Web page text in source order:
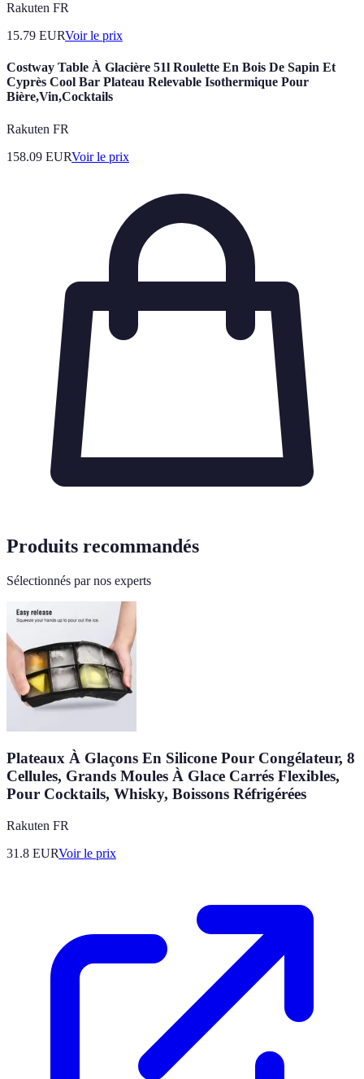
Rakuten FR
15.79 EURVoir le prix
Costway Table À Glacière 51l Roulette En Bois De Sapin Et
Cyprès Cool Bar Plateau Relevable Isothermique Pour
Bière,Vin,Cocktails
Rakuten FR
158.09 EURVoir le prix
Produits recommandés
Sélectionnés par nos experts
Plateaux À Glaçons En Silicone Pour Congélateur, 8
Cellules, Grands Moules À Glace Carrés Flexibles,
Pour Cocktails, Whisky, Boissons Réfrigérées
Rakuten FR
31.8 EURVoir le prix